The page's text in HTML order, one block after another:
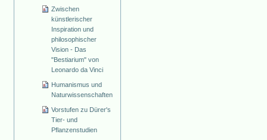
Zwischen
künstlerischer
Inspiration und
philosophischer
Vision - Das
"Bestiarium" von
Leonardo da Vinci
Humanismus und
Naturwissenschaften
Vorstufen zu Dürer's
Tier- und
Pflanzenstudien